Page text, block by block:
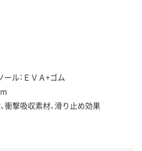
ール：ＥＶＡ+ゴム
衝撃吸収素材、滑り止め効果